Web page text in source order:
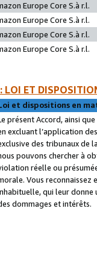
Europe Core S.à r.l.
Europe Core S.à r.l.
Europe Core S.à r.l.
Europe Core S.à r.l.
LOI ET
et dispositions en
présent Accord, ainsi
excluant l’application
des tribunaux de
pouvons chercher à
réelle ou
Vous reconnaissez
qui leur donne
dommages et intérêts.